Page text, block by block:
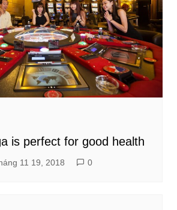
is perfect for good health
11 19, 2018 0